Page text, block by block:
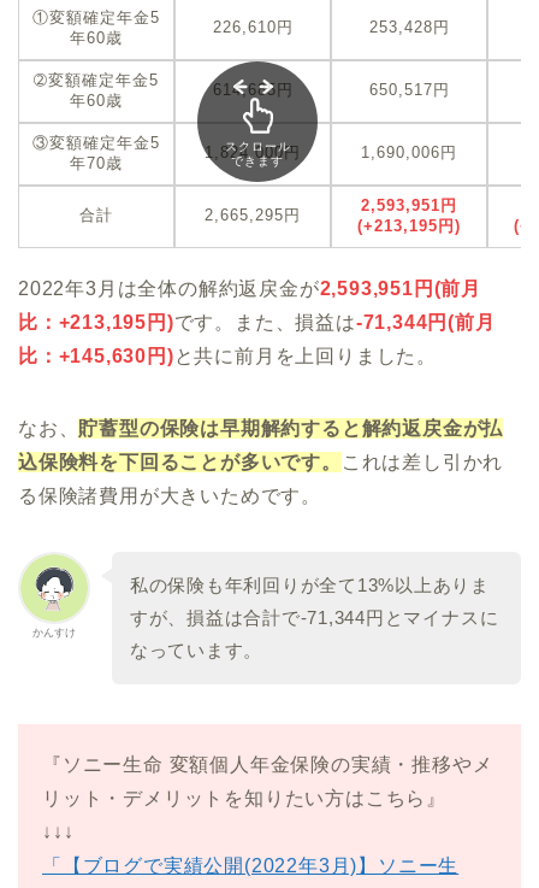
①変額確定年金5
年60歳
226,610円 253,428円
➁変額確定年金5
年60歳
614,685円 650,517円
③変額確定年金5
年70歳
1,824,000円 1,690,006円
合計 2,665,295円
2,593,951円
(+213,195円)
スクロール
できます
2022年3月は全体の解約返戻金が2,593,951 円(前月
比： +213,195 円)です。また、損益は-71,344円(前月
比： +145,630 円)と共に前月を上回りました。
なお、 貯蓄型の保険は早期解約すると解約返戻金が払
込保険料を下回ることが多いです。
これは差し引かれ
る保険諸費用が大きいためです。
かんすけ
私の保険も年利回りが全て13%以上ありま
すが、損益は合計で-71,344円とマイナスに
なっています。
『ソニー生命 変額個人年金保険の実績・推移やメ
リット・デメリットを知りたい方はこちら』
↓↓↓
「【ブログで実績公開(2022年3月)】ソニー生